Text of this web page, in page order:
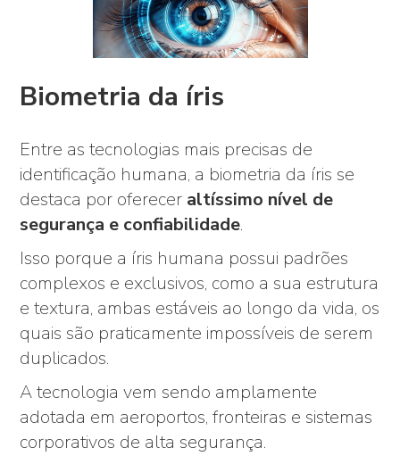
Biometria da íris
Entre as tecnologias mais precisas de
identificação humana, a biometria da íris se
destaca por oferecer altíssimo nível de
segurança e confiabilidade.
Isso porque a íris humana possui padrões
complexos e exclusivos, como a sua estrutura
e textura, ambas estáveis ao longo da vida, os
quais são praticamente impossíveis de serem
duplicados.
A tecnologia vem sendo amplamente
adotada em aeroportos, fronteiras e sistemas
corporativos de alta segurança.